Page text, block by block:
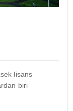
lisans
biri